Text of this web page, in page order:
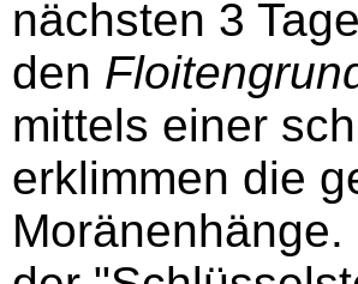
nächsten 3
den
mittels einer
erklimmen die